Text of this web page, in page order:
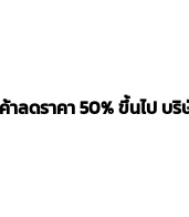
ลดราคา 50% ขึ้นไป บ